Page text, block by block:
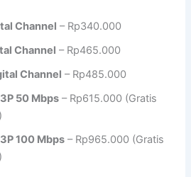
Channel – Rp340.000
Channel – Rp465.000
Channel – Rp485.000
50 Mbps – Rp615.000 (Gratis
100 Mbps – Rp965.000 (Gratis